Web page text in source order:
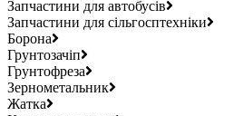
Запчастини для автобусів
Запчастини для сільгосптехніки
Борона
Грунтозачіп
Грунтофреза
Зернометальник
Жатка